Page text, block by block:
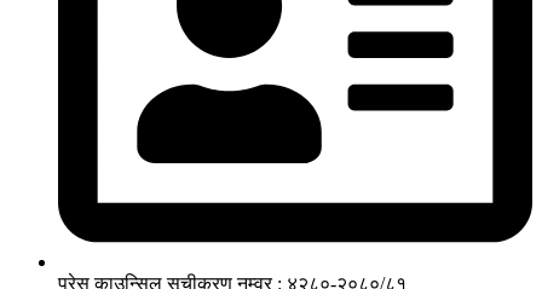
प्रेस काउन्सिल सूचीकरण नम्वर : ४२८०-२०८०/८१